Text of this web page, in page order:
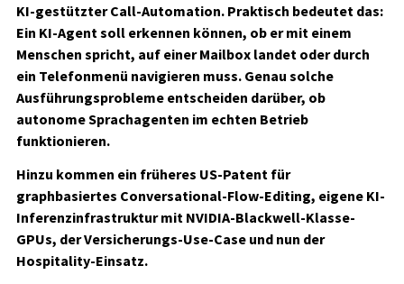
KI-gestützter Call-Automation. Praktisch bedeutet das:
Ein KI-Agent soll erkennen können, ob er mit einem
Menschen spricht, auf einer Mailbox landet oder durch
ein Telefonmenü navigieren muss. Genau solche
Ausführungsprobleme entscheiden darüber, ob
autonome Sprachagenten im echten Betrieb
funktionieren.
Hinzu kommen ein früheres US-Patent für
graphbasiertes Conversational-Flow-Editing, eigene KI-
Inferenzinfrastruktur mit NVIDIA-Blackwell-Klasse-
GPUs, der Versicherungs-Use-Case und nun der
Hospitality-Einsatz.